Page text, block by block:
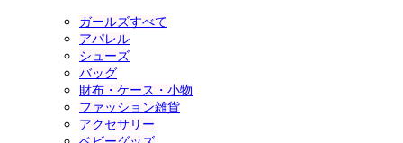
ガールズすべて
アパレル
シューズ
バッグ
財布・ケース・小物
ファッション雑貨
アクセサリー